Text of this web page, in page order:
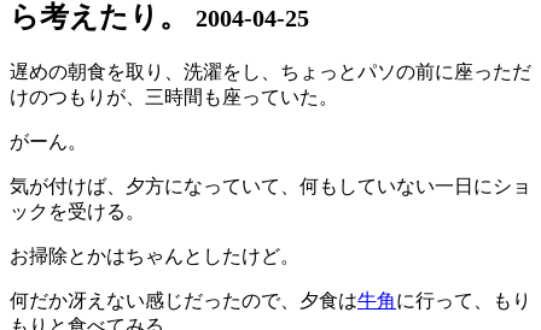
ら考えたり。
2004-04-25
遅めの朝食を取り、洗濯をし、ちょっとパソの前に座っただ
けのつもりが、三時間も座っていた。
がーん。
気が付けば、夕方になっていて、何もしていない一日にショ
ックを受ける。
お掃除とかはちゃんとしたけど。
何だか冴えない感じだったので、夕食は牛角に行って、もり